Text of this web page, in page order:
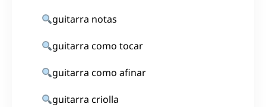
guitarra notas
guitarra como tocar
guitarra como afinar
guitarra criolla